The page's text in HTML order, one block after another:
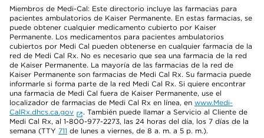
Miembros de Medi-Cal: Este directorio incluye las farmacias para
pacientes ambulatorios de Kaiser Permanente. En estas farmacias, se
puede obtener cualquier medicamento cubierto por Kaiser
Permanente. Los medicamentos para pacientes ambulatorios
cubiertos por Medi Cal pueden obtenerse en cualquier farmacia de la
red de Medi Cal Rx. No es necesario que sea una farmacia de la red
de Kaiser Permanente. La mayoría de las farmacias de la red de
Kaiser Permanente son farmacias de Medi Cal Rx. Su farmacia puede
informarle si forma parte de la red Medi Cal Rx. Si quiere encontrar
una farmacia de Medi Cal fuera de Kaiser Permanente, use el
localizador de farmacias de Medi Cal Rx en línea, en www.Medi-
CalRx.dhcs.ca.gov
. También puede llamar a Servicio al Cliente de
Medi Cal Rx, al 1-800-977-2273, las 24 horas del día, los 7 días de la
semana (TTY 711 de lunes a viernes, de 8 a. m. a 5 p. m.).